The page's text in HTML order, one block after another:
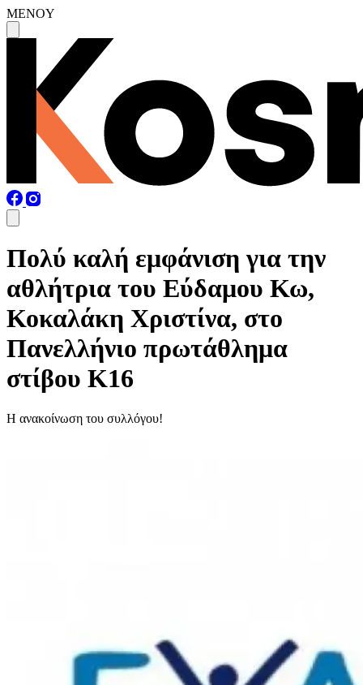
MENOY
Πολύ καλή εμφάνιση για την
αθλήτρια του Εύδαμου Κω,
Κοκαλάκη Χριστίνα, στο
Πανελλήνιο πρωτάθλημα
στίβου Κ16
Η ανακοίνωση του συλλόγου!